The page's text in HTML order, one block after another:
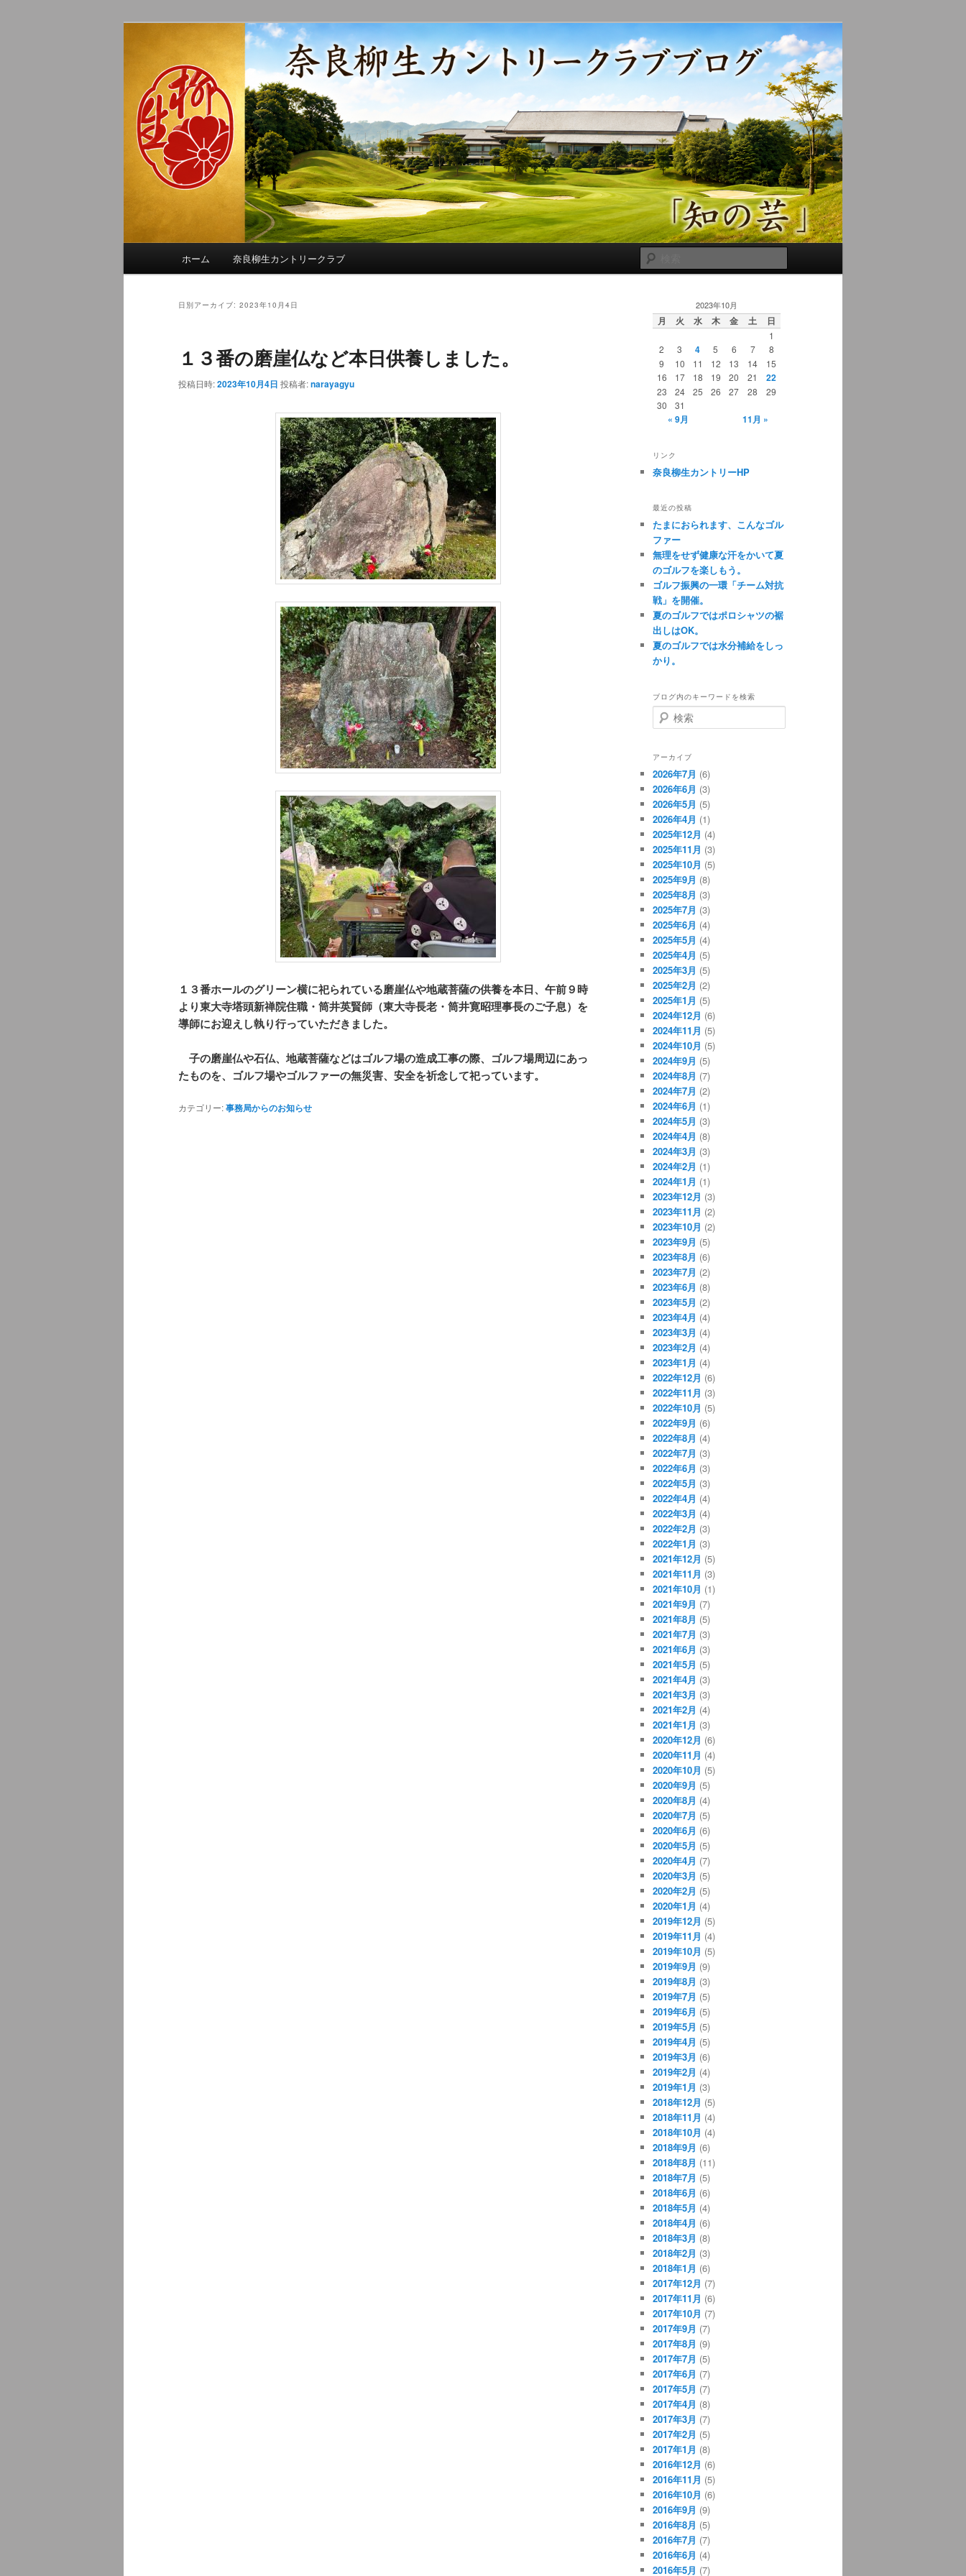
奈良柳生カントリークラブ総支配人ブログ
季節の話題、クラブの出来事、コースの改修・更新作業、ゴルフに関する随筆、喜怒哀楽などを気まぐ
れに発信します。
索
ホーム 奈良柳生カントリークラブ
日別アーカイブ: 2023年10月4日
１３番の磨崖仏など本日供養しました。
投稿日時:2023年10月4日 投稿者:narayagyu
１３番ホールのグリーン横に祀られている磨崖仏や地蔵菩薩の供養を本日、午前９時
より東大寺塔頭新禅院住職・筒井英賢師（東大寺長老・筒井寛昭理事長のご子息）を
導師にお迎えし執り行っていただきました。
子の磨崖仏や石仏、地蔵菩薩などはゴルフ場の造成工事の際、ゴルフ場周辺にあっ
たものを、ゴルフ場やゴルファーの無災害、安全を祈念して祀っています。
カテゴリー:事務局からのお知らせ
2023年10月
月 火 水 木 金 土 日
1
2
3 4 5 6 7
8
9
10 11 12 13 14
15
16
17 18 19 20 21 22
23 24 25 26 27 28
29
30
31
« 9月 11月 »
リンク
奈良柳生カントリーHP
最近の投稿
たまにおられます、こんなゴル
ファー
無理をせず健康な汗をかいて夏
のゴルフを楽しもう。
ゴルフ振興の一環「チーム対抗
戦」を開催。
夏のゴルフではポロシャツの裾
出しはOK。
夏のゴルフでは水分補給をしっ
かり。
ブログ内のキーワードを検索
検
索
アーカイブ
2026年7月 (6)
2026年6月 (3)
2026年5月 (5)
2026年4月 (1)
2025年12月 (4)
2025年11月 (3)
2025年10月 (5)
2025年9月 (8)
2025年8月 (3)
2025年7月 (3)
2025年6月 (4)
2025年5月 (4)
2025年4月 (5)
2025年3月 (5)
2025年2月 (2)
2025年1月 (5)
2024年12月 (6)
2024年11月 (5)
2024年10月 (5)
2024年9月 (5)
2024年8月 (7)
2024年7月 (2)
2024年6月 (1)
2024年5月 (3)
2024年4月 (8)
2024年3月 (3)
2024年2月 (1)
2024年1月 (1)
2023年12月 (3)
2023年11月 (2)
2023年10月 (2)
2023年9月 (5)
2023年8月 (6)
2023年7月 (2)
2023年6月 (8)
2023年5月 (2)
2023年4月 (4)
2023年3月 (4)
2023年2月 (4)
2023年1月 (4)
2022年12月 (6)
2022年11月 (3)
2022年10月 (5)
2022年9月 (6)
2022年8月 (4)
2022年7月 (3)
2022年6月 (3)
2022年5月 (3)
2022年4月 (4)
2022年3月 (4)
2022年2月 (3)
2022年1月 (3)
2021年12月 (5)
2021年11月 (3)
2021年10月 (1)
2021年9月 (7)
2021年8月 (5)
2021年7月 (3)
2021年6月 (3)
2021年5月 (5)
2021年4月 (3)
2021年3月 (3)
2021年2月 (4)
2021年1月 (3)
2020年12月 (6)
2020年11月 (4)
2020年10月 (5)
2020年9月 (5)
2020年8月 (4)
2020年7月 (5)
2020年6月 (6)
2020年5月 (5)
2020年4月 (7)
2020年3月 (5)
2020年2月 (5)
2020年1月 (4)
2019年12月 (5)
2019年11月 (4)
2019年10月 (5)
2019年9月 (9)
2019年8月 (3)
2019年7月 (5)
2019年6月 (5)
2019年5月 (5)
2019年4月 (5)
2019年3月 (6)
2019年2月 (4)
2019年1月 (3)
2018年12月 (5)
2018年11月 (4)
2018年10月 (4)
2018年9月 (6)
2018年8月 (11)
2018年7月 (5)
2018年6月 (6)
2018年5月 (4)
2018年4月 (6)
2018年3月 (8)
2018年2月 (3)
2018年1月 (6)
2017年12月 (7)
2017年11月 (6)
2017年10月 (7)
2017年9月 (7)
2017年8月 (9)
2017年7月 (5)
2017年6月 (7)
2017年5月 (7)
2017年4月 (8)
2017年3月 (7)
2017年2月 (5)
2017年1月 (8)
2016年12月 (6)
2016年11月 (5)
2016年10月 (6)
2016年9月 (9)
2016年8月 (5)
2016年7月 (7)
2016年6月 (4)
2016年5月 (7)